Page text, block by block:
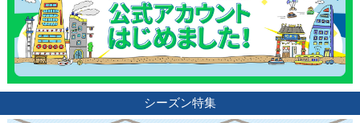
シーズン特集
サイトについて